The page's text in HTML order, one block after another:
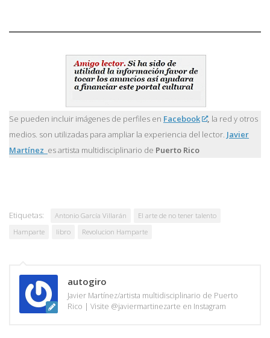
Se pueden incluir imágenes de perfiles en Facebook , la red y otros
medios. son utilizadas para ampliar la experiencia del lector. Javier
Martínez es artista multidisciplinario de Puerto Rico
Etiquetas: Antonio García Villarán
El arte de no tener talento
Hamparte
libro Revolucion Hamparte
autogiro
Javier Martínez/artista multidisciplinario de Puerto
Rico | Visite @javiermartinezarte en Instagram